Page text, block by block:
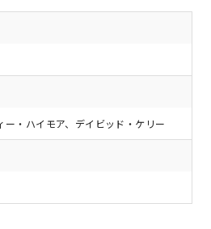
ー・ハイモア、デイビッド・ケリー